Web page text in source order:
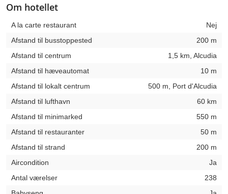
Om hotellet
A la carte restaurant
Nej
Afstand til busstoppested
200 m
Afstand til centrum
1,5 km, Alcudia
Afstand til hæveautomat
10 m
Afstand til lokalt centrum
500 m, Port d'Alcudia
Afstand til lufthavn
60 km
Afstand til minimarked
550 m
Afstand til restauranter
50 m
Afstand til strand
200 m
Aircondition
Ja
Antal værelser
238